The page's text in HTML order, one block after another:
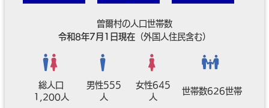
曽爾村の人口世帯数
令和8年7月1日現在 （外国人住民含む）
総人口
1,200人
男性555
人
女性645
人
世帯数626世帯